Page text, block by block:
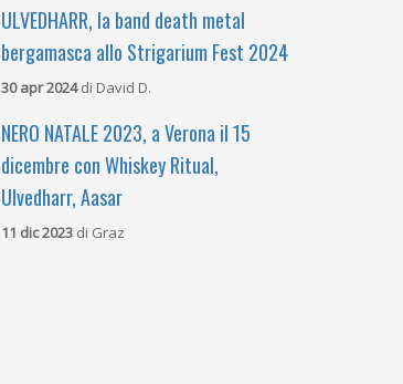
ULVEDHARR, la band death metal
bergamasca allo Strigarium Fest 2024
30 apr 2024di David D.
NERO NATALE 2023, a Verona il 15
dicembre con Whiskey Ritual,
Ulvedharr, Aasar
11 dic 2023di Graz